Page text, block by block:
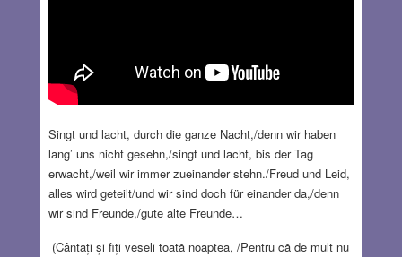
Singt und lacht, durch die ganze Nacht,/denn wir haben
lang’ uns nicht gesehn,/singt und lacht, bis der Tag
erwacht,/weil wir immer zueinander stehn./Freud und Leid,
alles wird geteilt/und wir sind doch für einander da,/denn
wir sind Freunde,/gute alte Freunde…
(Cântați și fiți veseli toată noaptea, /Pentru că de mult nu